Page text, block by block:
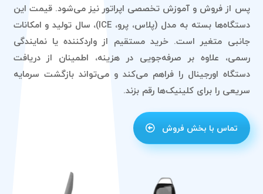
پس از فروش و آموزش تخصصی اپراتور نیز می‌شود. قیمت این
دستگاه‌ها بسته به مدل (پلاس، پرو، ICE)، سال تولید و امکانات
جانبی متغیر است. خرید مستقیم از واردکننده یا نمایندگی
رسمی، علاوه بر صرفه‌جویی در هزینه، اطمینان از دریافت
دستگاه اورجینال را فراهم می‌کند و می‌تواند بازگشت سرمایه
سریعی را برای کلینیک‌ها رقم بزند.
تماس با بخش فروش